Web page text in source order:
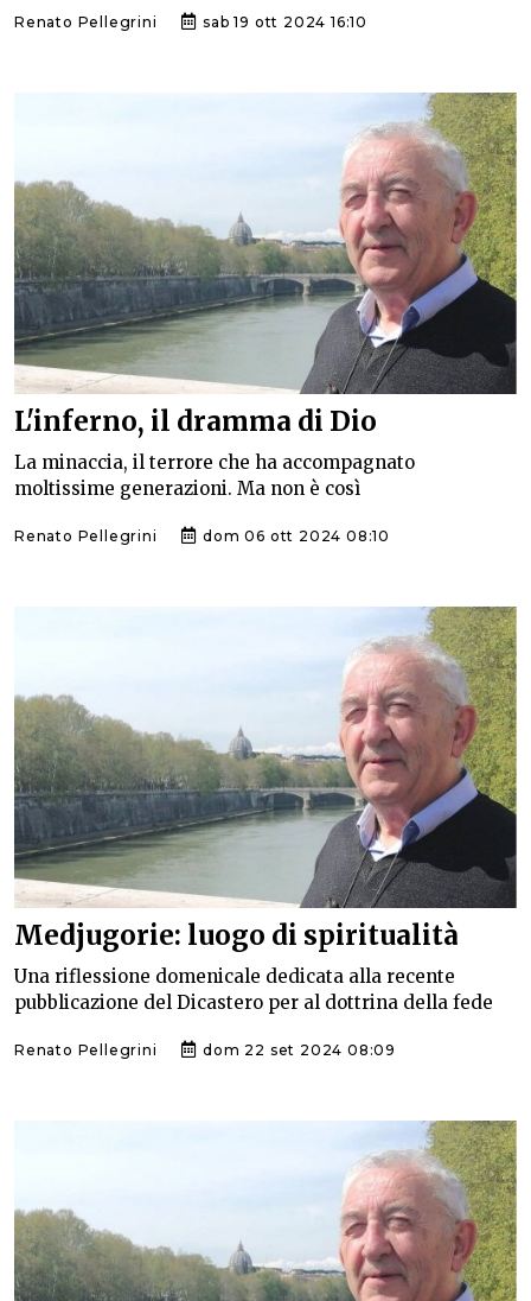
Renato Pellegrini sab 19 ott 2024 16:10
L'inferno, il dramma di Dio
La minaccia, il terrore che ha accompagnato
moltissime generazioni. Ma non è così
Renato Pellegrini dom 06 ott 2024 08:10
Medjugorie: luogo di spiritualità
Una riflessione domenicale dedicata alla recente
pubblicazione del Dicastero per al dottrina della fede
Renato Pellegrini dom 22 set 2024 08:09